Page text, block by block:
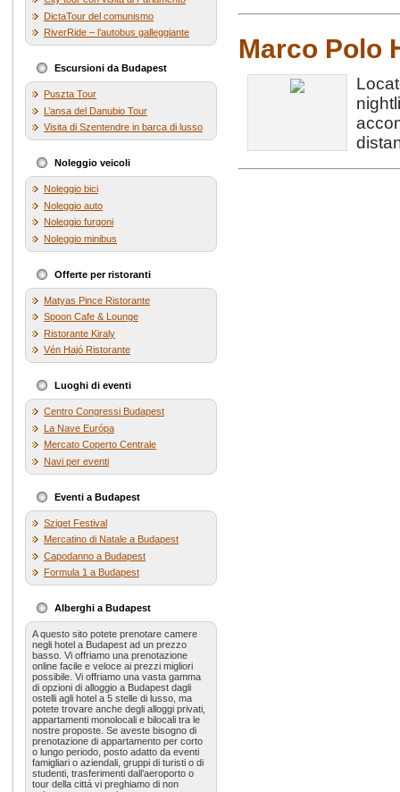
DictaTour del comunismo
RiverRide – l’autobus galleggiante
Escursioni da Budapest
Puszta Tour
L’ansa del Danubio Tour
Visita di Szentendre in barca di lusso
Noleggio veicoli
Noleggio bici
Noleggio auto
Noleggio furgoni
Noleggio minibus
Offerte per ristoranti
Matyas Pince Ristorante
Spoon Cafe & Lounge
Ristorante Kiraly
Vén Hajó Ristorante
Luoghi di eventi
Centro Congressi Budapest
La Nave Európa
Mercato Coperto Centrale
Navi per eventi
Eventi a Budapest
Sziget Festival
Mercatino di Natale a Budapest
Capodanno a Budapest
Formula 1 a Budapest
Alberghi a Budapest
A questo sito potete prenotare camere
negli hotel a Budapest ad un prezzo
basso. Vi offriamo una prenotazione
online facile e veloce ai prezzi migliori
possibile. Vi offriamo una vasta gamma
di opzioni di alloggio a Budapest dagli
ostelli agli hotel a 5 stelle di lusso, ma
potete trovare anche degli alloggi privati,
appartamenti monolocali e bilocali tra le
nostre proposte. Se aveste bisogno di
prenotazione di appartamento per corto
o lungo periodo, posto adatto da eventi
famigliari o aziendali, gruppi di turisti o di
studenti, trasferimenti dall’aeroporto o
tour della cittá vi preghiamo di non
Marco Polo